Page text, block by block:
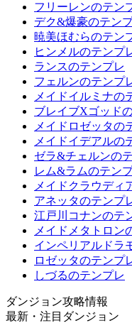
フリーレンのテン
デク&爆豪のテン
暁美ほむらのテン
ヒンメルのテンプ
ランスのテンプレ
フェルンのテンプ
メイドイルミナの
ブレイブXゴッド
メイドロゼッタの
メイドイデアルの
ゼラ&チェルンの
レム&ラムのテン
メイドクラウディ
アネッタのテンプ
江戸川コナンのテ
メイドメタトロン
インペリアルドラ
ロゼッタのテンプ
しづるのテンプレ
ダンジョン攻略情報
最新・注目ダンジョン